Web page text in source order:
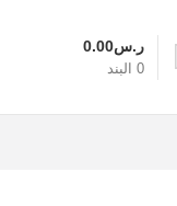
0 البند
ر.س0.00